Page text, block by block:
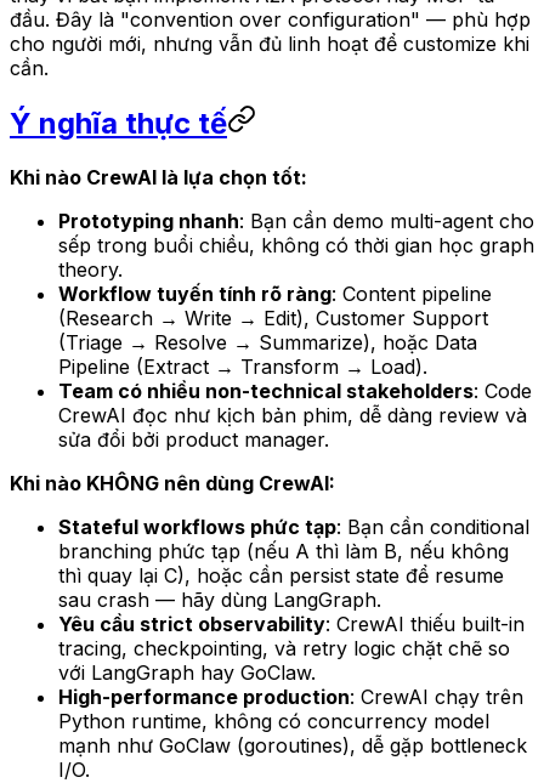
đầu. Đây là "convention over configuration" — phù hợp
cho người mới, nhưng vẫn đủ linh hoạt để customize khi
cần.
Ý nghĩa thực tế
Khi nào CrewAI là lựa chọn tốt:
Prototyping nhanh: Bạn cần demo multi-agent cho
sếp trong buổi chiều, không có thời gian học graph
theory.
Workflow tuyến tính rõ ràng: Content pipeline
(Research → Write → Edit), Customer Support
(Triage → Resolve → Summarize), hoặc Data
Pipeline (Extract → Transform → Load).
Team có nhiều non-technical stakeholders: Code
CrewAI đọc như kịch bản phim, dễ dàng review và
sửa đổi bởi product manager.
Khi nào KHÔNG nên dùng CrewAI:
Stateful workflows phức tạp: Bạn cần conditional
branching phức tạp (nếu A thì làm B, nếu không
thì quay lại C), hoặc cần persist state để resume
sau crash — hãy dùng LangGraph.
Yêu cầu strict observability: CrewAI thiếu built-in
tracing, checkpointing, và retry logic chặt chẽ so
với LangGraph hay GoClaw.
High-performance production: CrewAI chạy trên
Python runtime, không có concurrency model
mạnh như GoClaw (goroutines), dễ gặp bottleneck
I/O.